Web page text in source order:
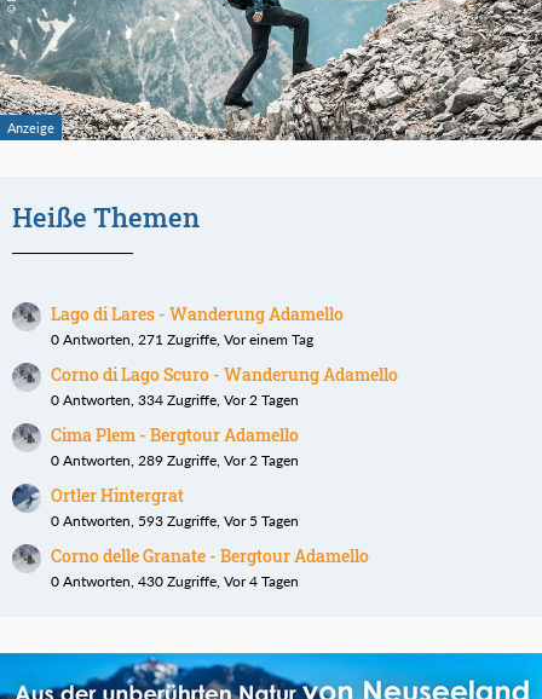
Heiße Themen
Lago di Lares - Wanderung Adamello
0 Antworten, 271 Zugriffe, Vor einem Tag
Corno di Lago Scuro - Wanderung Adamello
0 Antworten, 334 Zugriffe, Vor 2 Tagen
Cima Plem - Bergtour Adamello
0 Antworten, 289 Zugriffe, Vor 2 Tagen
Ortler Hintergrat
0 Antworten, 593 Zugriffe, Vor 5 Tagen
Corno delle Granate - Bergtour Adamello
0 Antworten, 430 Zugriffe, Vor 4 Tagen